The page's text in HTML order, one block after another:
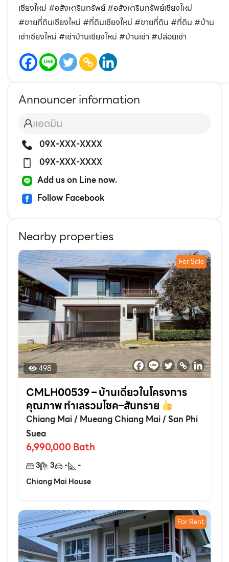
เชียงใหม่ #อสังหาริมทรัพย์ #อสังหาริมทรัพย์เชียงใหม่
#ขายที่ดินเชียงใหม่ #ที่ดินเชียงใหม่ #ขายที่ดิน #ที่ดิน #บ้าน
เช่าเชียงใหม่ #เช่าบ้านเชียงใหม่ #บ้านเช่า #ปล่อยเช่า
Announcer information
แอดมิน
09X-XXX-XXXX
09X-XXX-XXXX
Add us on Line now.
Follow Facebook
Nearby properties
For Sale
498
CMLH00539 – บ้านเดี่ยวในโครงการ
คุณภาพ ทำเลรวมโชค–สันทราย
Chiang Mai/ Mueang Chiang Mai/San Phi
Suea
6,990,000 Bath
3 3 -
-
Chiang Mai House
For Rent